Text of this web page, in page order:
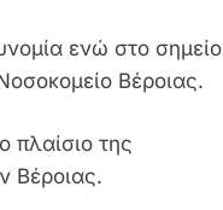
ενώ στο σημείο
Βέροιας.
πλαίσιο της
Βέροιας.